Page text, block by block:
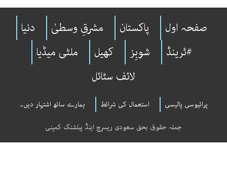
صفحہ اول پاکستان مشرقِ وسطیٰ
دنیا
#ٹرینڈ
شوبِز کھیل
ملٹی میڈیا
لائف سٹائل
پرائیوسی پالیسی استعمال کی شرائط ہمارے ساتھ اشتہار دیں۔
جملہ حقوق بحق سعودی ریسرچ اینڈ پبلشنگ کمپنی